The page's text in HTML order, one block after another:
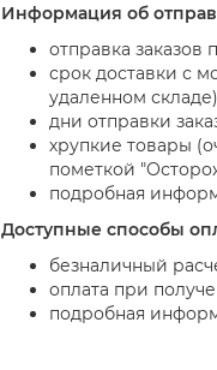
Информация об
отправка
срок доставки с
удаленном складе)
дни отправки
хрупкие товары
пометкой
подробная
Доступные способы
безналичный
оплата при
подробная